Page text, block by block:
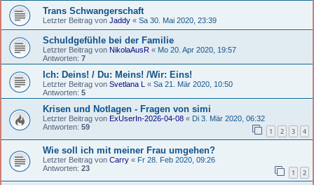
Trans Schwangerschaft
Letzter Beitrag von Jaddy « Sa 30. Mai 2020, 23:39
Schuldgefühle bei der Familie
Letzter Beitrag von NikolaAusR « Mo 20. Apr 2020, 19:57
Antworten: 7
Ich: Deins! / Du: Meins! /Wir: Eins!
Letzter Beitrag von Svetlana L « Sa 21. Mär 2020, 10:50
Antworten: 5
Krisen und Notlagen - Fragen von simi
Letzter Beitrag von ExUserIn-2026-04-08 « Di 3. Mär 2020, 06:32
Antworten: 59 1 2 3 4
Wie soll ich mit meiner Frau umgehen?
Letzter Beitrag von Carry « Fr 28. Feb 2020, 09:26
Antworten: 23 1 2